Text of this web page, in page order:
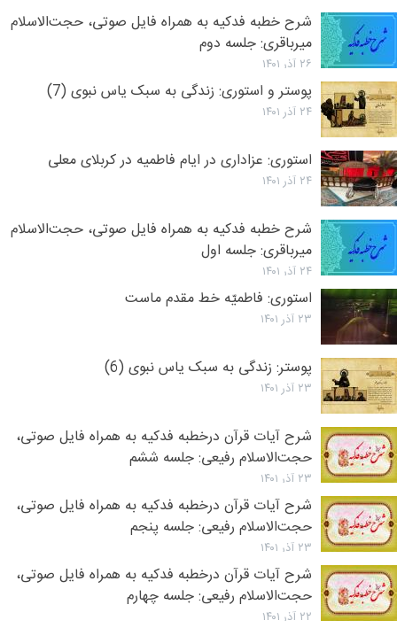
شرح خطبه فدکیه به همراه فایل صوتی، حجت‌الاسلام
میرباقری: جلسه دوم
۲۶ آذر ۱۴۰۱
پوستر و استوری: زندگی به سبک یاس نبوی (7)
۲۴ آذر ۱۴۰۱
استوری: عزاداری در ایام فاطمیه در کربلای معلی
۲۴ آذر ۱۴۰۱
شرح خطبه فدکیه به همراه فایل صوتی، حجت‌الاسلام
میرباقری: جلسه اول
۲۴ آذر ۱۴۰۱
استوری: فاطمیّه خط مقدم ماست
۲۳ آذر ۱۴۰۱
پوستر: زندگی به سبک یاس نبوی (6)
۲۳ آذر ۱۴۰۱
شرح آیات قرآن درخطبه فدکیه به همراه فایل صوتی،
حجت‌الاسلام رفیعی: جلسه ششم
۲۳ آذر ۱۴۰۱
شرح آیات قرآن درخطبه فدکیه به همراه فایل صوتی،
حجت‌الاسلام رفیعی: جلسه پنجم
۲۳ آذر ۱۴۰۱
شرح آیات قرآن درخطبه فدکیه به همراه فایل صوتی،
حجت‌الاسلام رفیعی: جلسه چهارم
۲۲ آذر ۱۴۰۱